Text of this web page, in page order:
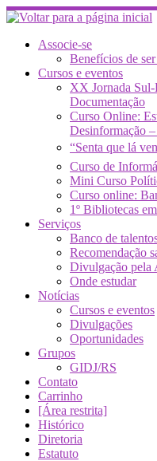
Skip
to
contentAssocie-se
Benefícios de
Cursos e eventos
XX Jornada
Documentação
Curso Online:
Desinformação
“Senta que lá
Curso de
Mini Curso
Curso online:
1º Bibliotecas
Serviços
Banco de
Recomendação
Divulgação pela
Onde estudar
Notícias
Cursos e eventos
Divulgações
Oportunidades
Grupos
GIDJ/RS
Contato
Carrinho
[Área restrita]
Histórico
Diretoria
Estatuto